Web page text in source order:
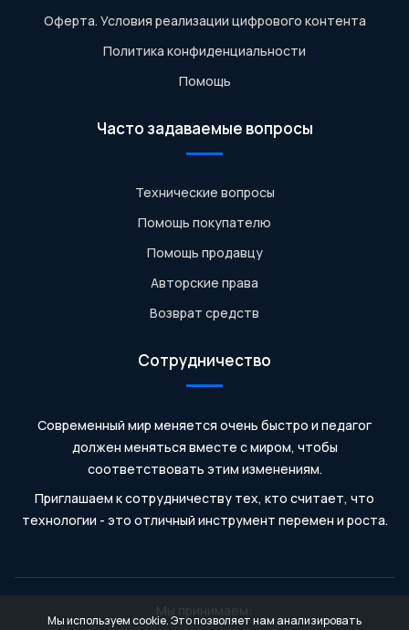
Оферта. Условия реализации цифрового контента
Политика конфиденциальности
Помощь
Часто задаваемые вопросы
Технические вопросы
Помощь покупателю
Помощь продавцу
Авторские права
Возврат средств
Сотрудничество
Современный мир меняется очень быстро и педагог
должен меняться вместе с миром, чтобы
соответствовать этим изменениям.
Приглашаем к сотрудничеству тех, кто считает, что
технологии - это отличный инструмент перемен и роста.
Мы принимаем:
Мы используем cookie. Это позволяет нам анализировать